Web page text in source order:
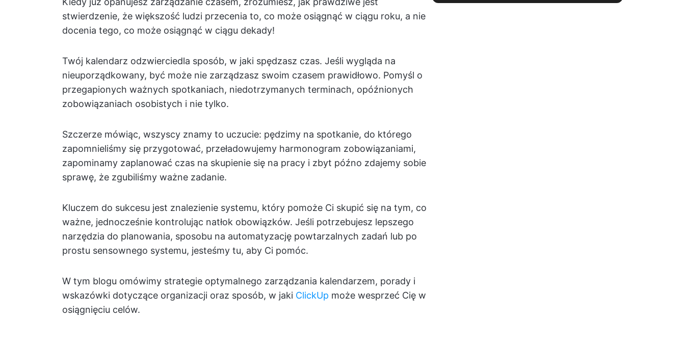
stwierdzenie, że większość ludzi przecenia to, co może osiągnąć w ciągu roku, a nie
docenia tego, co może osiągnąć w ciągu dekady!
Twój kalendarz odzwierciedla sposób, w jaki spędzasz czas. Jeśli wygląda na
nieuporządkowany, być może nie zarządzasz swoim czasem prawidłowo. Pomyśl o
przegapionych ważnych spotkaniach, niedotrzymanych terminach, opóźnionych
zobowiązaniach osobistych i nie tylko.
Szczerze mówiąc, wszyscy znamy to uczucie: pędzimy na spotkanie, do którego
zapomnieliśmy się przygotować, przeładowujemy harmonogram zobowiązaniami,
zapominamy zaplanować czas na skupienie się na pracy i zbyt późno zdajemy sobie
sprawę, że zgubiliśmy ważne zadanie.
Kluczem do sukcesu jest znalezienie systemu, który pomoże Ci skupić się na tym, co
ważne, jednocześnie kontrolując natłok obowiązków. Jeśli potrzebujesz lepszego
narzędzia do planowania, sposobu na automatyzację powtarzalnych zadań lub po
prostu sensownego systemu, jesteśmy tu, aby Ci pomóc.
W tym blogu omówimy strategie optymalnego zarządzania kalendarzem, porady i
wskazówki dotyczące organizacji oraz sposób, w jaki ClickUp może wesprzeć Cię w
osiągnięciu celów.